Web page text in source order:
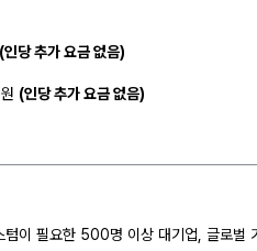
(인당 추가 요금 없음)
(인당 추가 요금 없음)
텀이 필요한 500명 이상 대기업, 글로벌